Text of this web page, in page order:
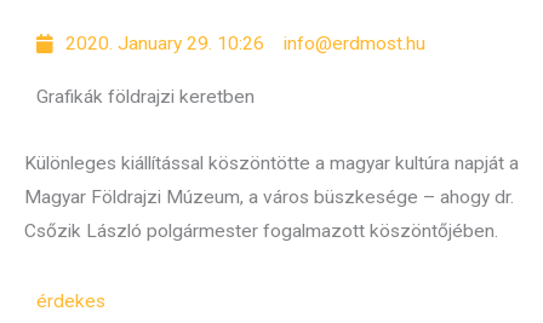
2020. January 29. 10:26 info@erdmost.hu
Grafikák földrajzi keretben
Különleges kiállítással köszöntötte a magyar kultúra napját a
Magyar Földrajzi Múzeum, a város büszkesége – ahogy dr.
Csőzik László polgármester fogalmazott köszöntőjében.
érdekes